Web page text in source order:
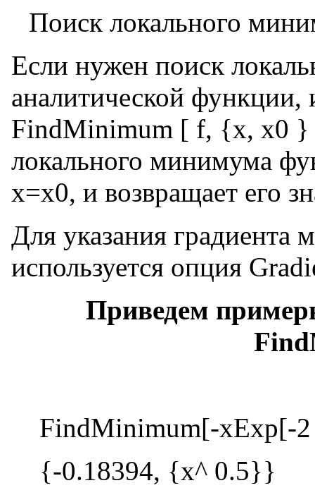
Поиск локального
Если нужен поиск
аналитической функции,
FindMinimum [ f, {х, х0 }
локального минимума
х=х0, и возвращает его
Для указания
используется опция
Приведем
FindMinimum[-хЕхр[-
{-0.18394, {х^ 0.5}}